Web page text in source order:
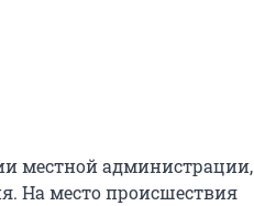
местной администрации,
На место происшествия